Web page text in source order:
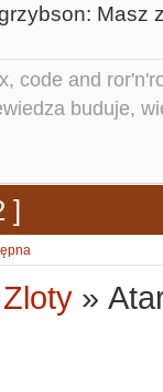
Masz
code and
buduje,
]
Zloty »